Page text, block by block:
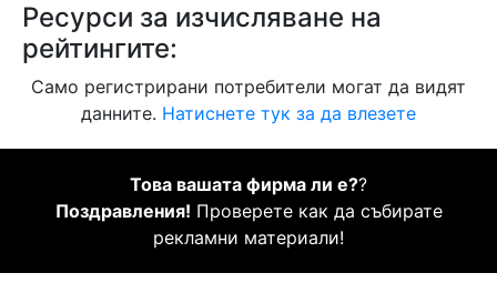
Ресурси за изчисляване на
рейтингите:
Само регистрирани потребители могат да видят
данните. Натиснете тук за да влезете
Това вашата фирма ли е??
Поздравления! Проверете как да събирате
рекламни материали!